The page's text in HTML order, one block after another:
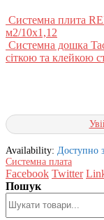
Системна плита
м2/10х1,12
Системна дошка
сіткою та клейкою
Availability: Доступно
Системна плата
Facebook Twitter
Пошук